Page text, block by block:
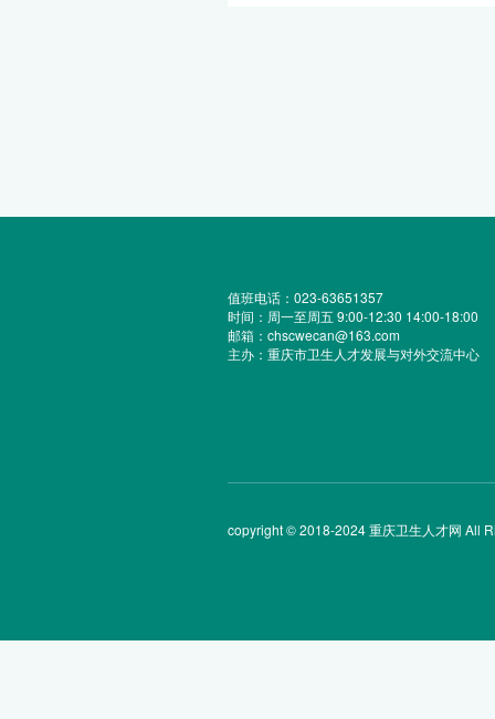
值班电话：023-63651357
时间：周一至周五 9:00-12:30 14:00-18:00
邮箱：chscwecan@163.com
主办：重庆市卫生人才发展与对外交流中心
copyright © 2018-2024 重庆卫生人才网 All